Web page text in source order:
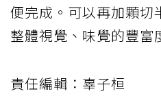
便完成。可以再加顆切
整體視覺、味覺的豐富
責任編輯：辜子桓